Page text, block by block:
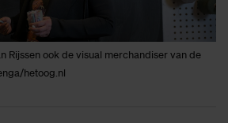
Rijssen ook de visual merchandiser van de
hetoog.nl